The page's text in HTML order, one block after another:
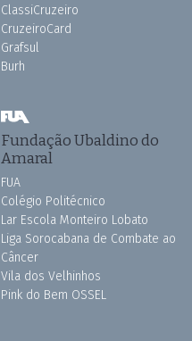
ClassiCruzeiro
CruzeiroCard
Grafsul
Burh
Fundação Ubaldino do
Amaral
FUA
Colégio Politécnico
Lar Escola Monteiro Lobato
Liga Sorocabana de Combate ao
Câncer
Vila dos Velhinhos
Pink do Bem OSSEL